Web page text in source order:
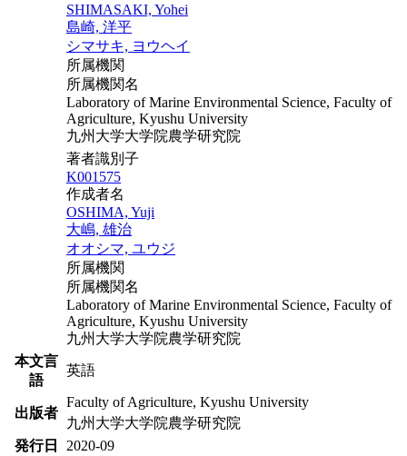
SHIMASAKI, Yohei
島崎, 洋平
シマサキ, ヨウヘイ
所属機関
所属機関名
Laboratory of Marine Environmental Science, Faculty of
Agriculture, Kyushu University
九州大学大学院農学研究院
著者識別子
K001575
作成者名
OSHIMA, Yuji
大嶋, 雄治
オオシマ, ユウジ
所属機関
所属機関名
Laboratory of Marine Environmental Science, Faculty of
Agriculture, Kyushu University
九州大学大学院農学研究院
本文言
語
英語
出版者
Faculty of Agriculture, Kyushu University
九州大学大学院農学研究院
発行日
2020-09